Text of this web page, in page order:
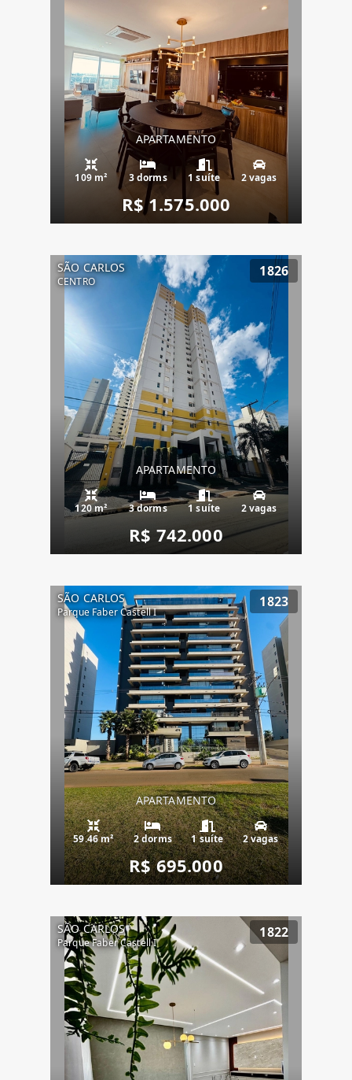
APARTAMENTO
109 m² 3 dorms 1 suíte 2 vagas
R$ 1.575.000
SÃO CARLOS
CENTRO
1826
APARTAMENTO
120 m² 3 dorms 1 suíte 2 vagas
R$ 742.000
SÃO CARLOS
Parque Faber Castell I
1823
APARTAMENTO
59.46 m² 2 dorms 1 suíte 2 vagas
R$ 695.000
SÃO CARLOS
Parque Faber Castell I
1822